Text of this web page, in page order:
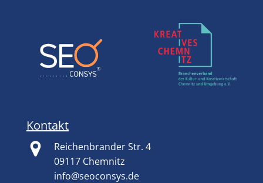
Kontakt
Reichenbrander Str. 4
09117 Chemnitz
info@seoconsys.de